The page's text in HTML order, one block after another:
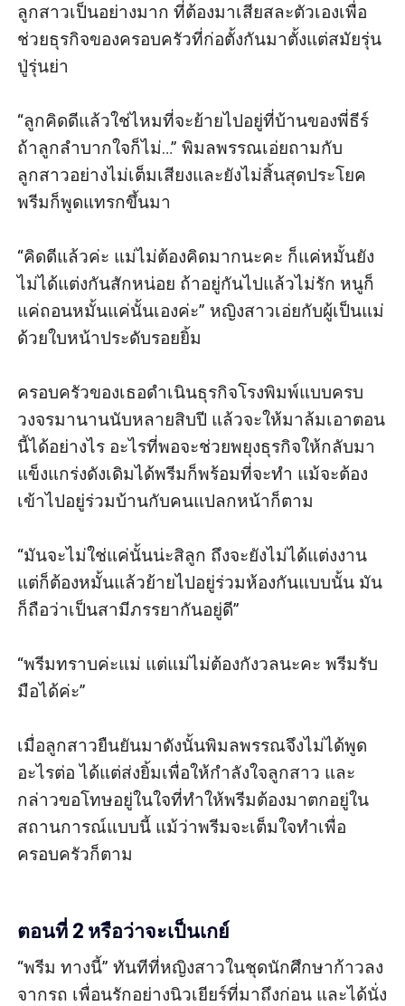
ลูกสาวเป็นอย่างมาก ที่ต้องมาเสียสละตัวเองเพื่อ
ช่วยธุรกิจของครอบครัวที่ก่อตั้งกันมาตั้งแต่สมัยรุ่น
ปู่รุ่นย่า
“ลูกคิดดีแล้วใช่ไหมที่จะย้ายไปอยู่ที่บ้านของพี่ธีร์
ถ้าลูกลำบากใจก็ไม่…” พิมลพรรณเอ่ยถามกับ
ลูกสาวอย่างไม่เต็มเสียงและยังไม่สิ้นสุดประโยค
พรีมก็พูดแทรกขึ้นมา
“คิดดีแล้วค่ะ แม่ไม่ต้องคิดมากนะคะ ก็แค่หมั้นยัง
ไม่ได้แต่งกันสักหน่อย ถ้าอยู่กันไปแล้วไม่รัก หนูก็
แค่ถอนหมั้นแค่นั้นเองค่ะ” หญิงสาวเอ่ยกับผู้เป็นแม่
ด้วยใบหน้าประดับรอยยิ้ม
ครอบครัวของเธอดำเนินธุรกิจโรงพิมพ์แบบครบ
วงจรมานานนับหลายสิบปี แล้วจะให้มาล้มเอาตอน
นี้ได้อย่างไร อะไรที่พอจะช่วยพยุงธุรกิจให้กลับมา
แข็งแกร่งดังเดิมได้พรีมก็พร้อมที่จะทำ แม้จะต้อง
เข้าไปอยู่ร่วมบ้านกับคนแปลกหน้าก็ตาม
“มันจะไม่ใช่แค่นั้นน่ะสิลูก ถึงจะยังไม่ได้แต่งงาน
แต่ก็ต้องหมั้นแล้วย้ายไปอยู่ร่วมห้องกันแบบนั้น มัน
ก็ถือว่าเป็นสามีภรรยากันอยู่ดี”
“พรีมทราบค่ะแม่ แต่แม่ไม่ต้องกังวลนะคะ พรีมรับ
มือได้ค่ะ”
เมื่อลูกสาวยืนยันมาดังนั้นพิมลพรรณจึงไม่ได้พูด
อะไรต่อ ได้แต่ส่งยิ้มเพื่อให้กำลังใจลูกสาว และ
กล่าวขอโทษอยู่ในใจที่ทำให้พรีมต้องมาตกอยู่ใน
สถานการณ์แบบนี้ แม้ว่าพรีมจะเต็มใจทำเพื่อ
ครอบครัวก็ตาม
ตอนที่ 2 หรือว่าจะเป็นเกย์
“พรีม ทางนี้” ทันทีที่หญิงสาวในชุดนักศึกษาก้าวลง
จากรถ เพื่อนรักอย่างนิวเยียร์ที่มาถึงก่อน และได้นั่ง